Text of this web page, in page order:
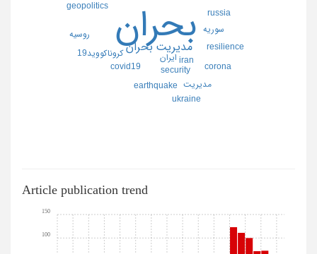
بحران
مديريت بحران
iran ايران
security
covid19
سوريه
russia
resilience
earthquake
كوويد19
geopolitics
corona
كرونا
روسيه
مديريت
ukraine
Article publication trend
100
150